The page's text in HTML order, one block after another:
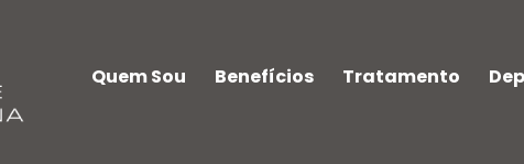
Quem Sou Benefícios Tratamento